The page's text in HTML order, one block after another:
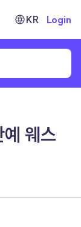
KR Login
웨스